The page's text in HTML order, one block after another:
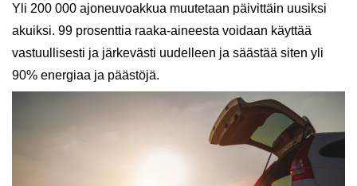
Yli 200 000 ajoneuvoakkua muutetaan päivittäin uusiksi
akuiksi. 99 prosenttia raaka-aineesta voidaan käyttää
vastuullisesti ja järkevästi uudelleen ja säästää siten yli
90% energiaa ja päästöjä.